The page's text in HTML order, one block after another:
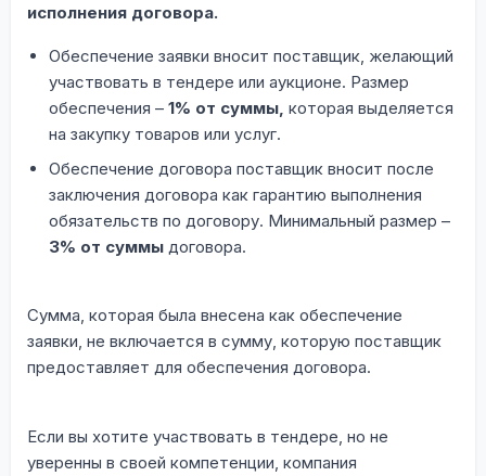
исполнения договора.
Обеспечение заявки вносит поставщик, желающий
участвовать в тендере или аукционе. Размер
обеспечения – 1% от суммы, которая выделяется
на закупку товаров или услуг.
Обеспечение договора поставщик вносит после
заключения договора как гарантию выполнения
обязательств по договору. Минимальный размер –
3% от суммы договора.
Сумма, которая была внесена как обеспечение
заявки, не включается в сумму, которую поставщик
предоставляет для обеспечения договора.
Если вы хотите участвовать в тендере, но не
уверенны в своей компетенции, компания